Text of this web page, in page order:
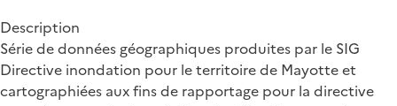
Description
Série de données géographiques produites par le SIG
Directive inondation pour le territoire de Mayotte et
cartographiées aux fins de rapportage pour la directive